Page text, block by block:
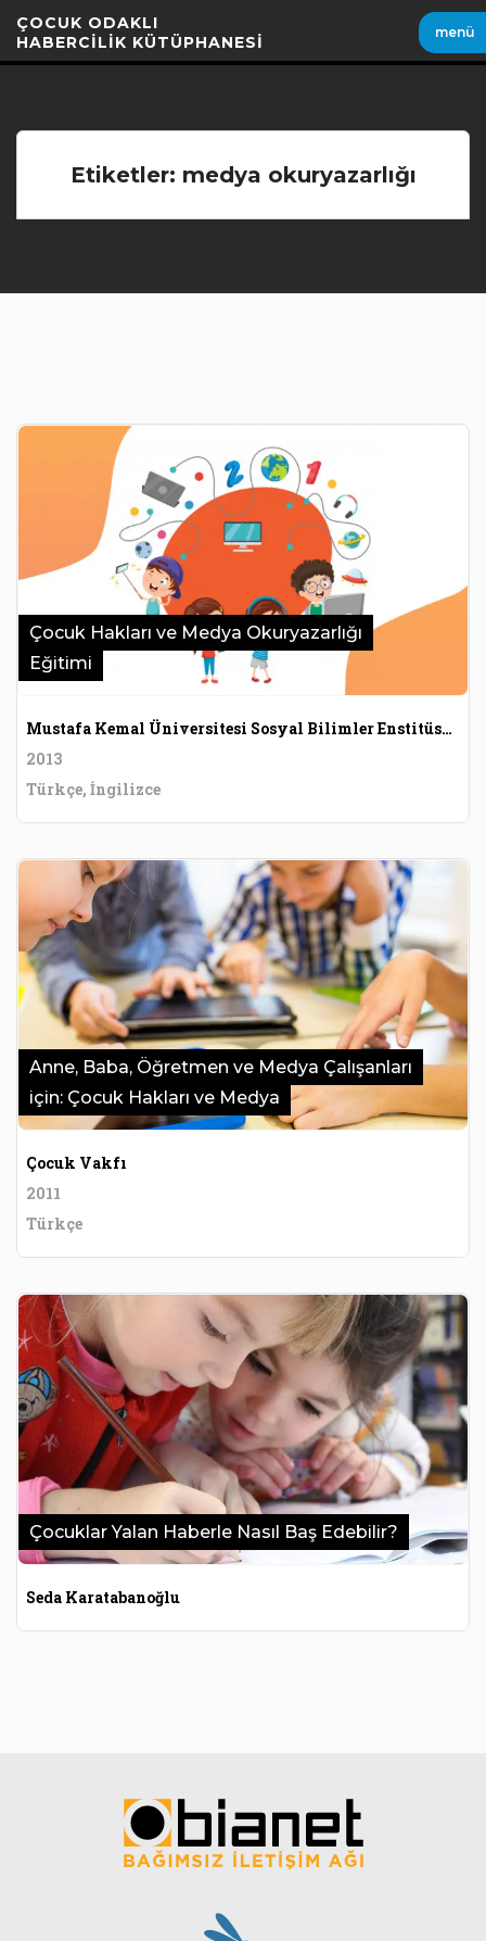
Geç
ÇOCUK ODAKLI
HABERCİLİK KÜTÜPHANESİ
menü
Etiketler: medya okuryazarlığı
Çocuk Hakları ve Medya Okuryazarlığı
Eğitimi
Mustafa Kemal Üniversitesi Sosyal Bilimler Enstitüsü Dergisi
2013
Türkçe, İngilizce
Anne, Baba, Öğretmen ve Medya Çalışanları
için: Çocuk Hakları ve Medya
Çocuk Vakfı
2011
Türkçe
Çocuklar Yalan Haberle Nasıl Baş Edebilir?
Seda Karatabanoğlu